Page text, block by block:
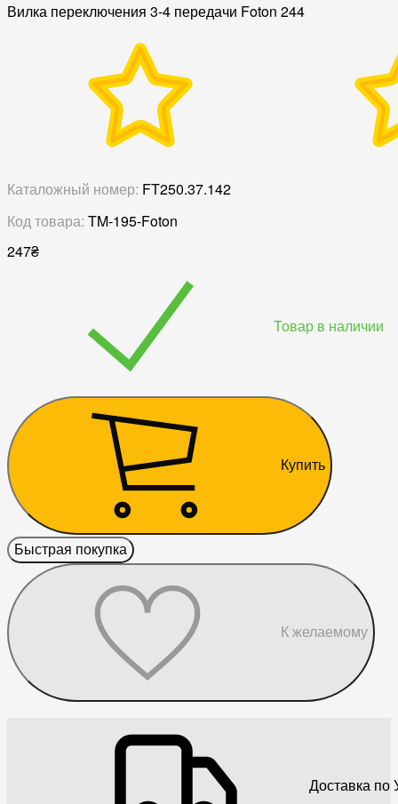
Вилка переключения 3-4 передачи Foton 244
Каталожный номер: FT250.37.142
Код товара: TM-195-Foton
247₴
Товар в наличии
Купить
Быстрая покупка
К желаемому
Доставка по